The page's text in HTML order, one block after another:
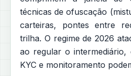
técnicas de ofuscação
carteiras, pontes entre
trilha. O regime de 2026
ao regular o intermediário,
KYC e monitoramento